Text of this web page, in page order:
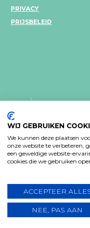
PRIVACY
PRIJSBELEID
PRIVACY VERKLARING
www.koba.be
WIJ GEBRUIKEN
We kunnen deze plaatsen
onze website te verbeteren,
een geweldige website-
cookies die we gebruiken
ACCEPTEER
NEE, PAS AAN